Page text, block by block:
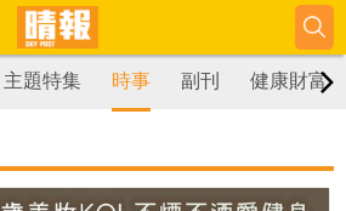
主題特集 時事 副刊 健康財富